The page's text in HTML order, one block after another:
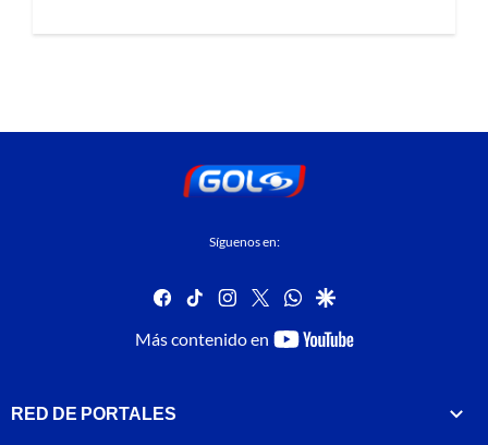
Síguenos en:
facebook
tiktok instagram
twitterwhatsapp
google
Más contenido en
youtube-
RED DE PORTALES